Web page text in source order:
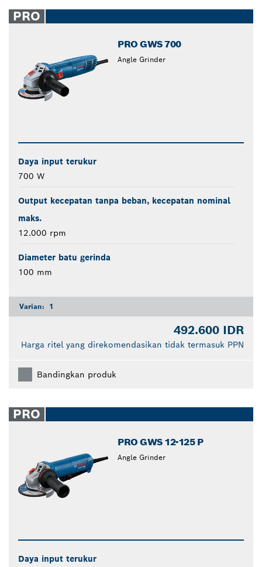
PRO
PRO GWS 700
Angle Grinder
Daya input terukur
700 W
Output kecepatan tanpa beban, kecepatan nominal
maks.
12.000 rpm
Diameter batu gerinda
100 mm
Varian: 1
492.600 IDR
Harga ritel yang direkomendasikan tidak termasuk PPN
Bandingkan produk
PRO
PRO GWS 12-125 P
Angle Grinder
Daya input terukur